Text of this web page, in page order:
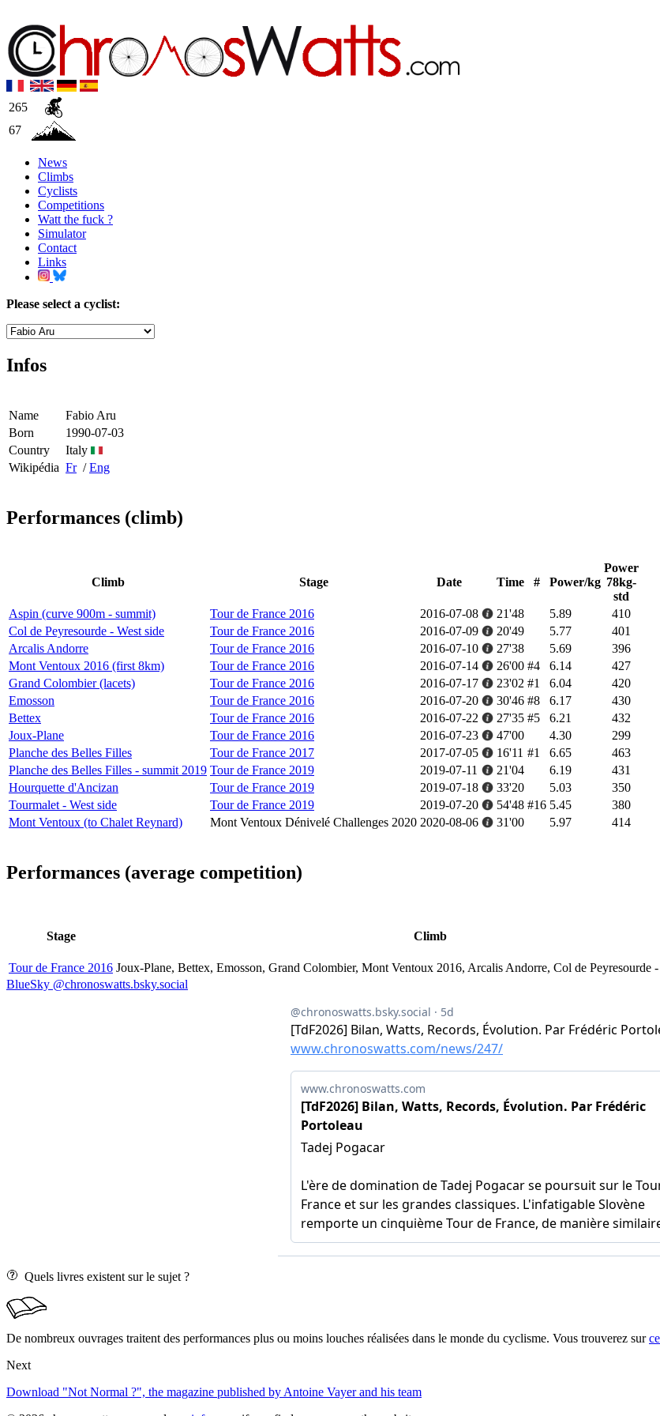
265
67
News
Climbs
Cyclists
Competitions
Watt the fuck ?
Simulator
Contact
Links
Please select a cyclist:
Infos
Name
Fabio Aru
Born
1990-07-03
Country
Italy
Wikipédia Fr/Eng
Performances (climb)
Climb Stage Date Time # Power/kg
Power
78kg-
std
Aspin (curve 900m - summit)
Tour de France 2016 2016-07-08 21'48 5.89
410
Col de Peyresourde - West side
Tour de France 2016 2016-07-09 20'49 5.77
401
Arcalis Andorre
Tour de France 2016 2016-07-10 27'38 5.69
396
Mont Ventoux 2016 (first 8km)
Tour de France 2016 2016-07-14 26'00 #4 6.14
427
Grand Colombier (lacets)
Tour de France 2016 2016-07-17 23'02 #1 6.04
420
Emosson
Tour de France 2016 2016-07-20 30'46 #8 6.17
430
Bettex
Tour de France 2016 2016-07-22 27'35 #5 6.21
432
Joux-Plane
Tour de France 2016 2016-07-23 47'00 4.30
299
Planche des Belles Filles
Tour de France 2017 2017-07-05 16'11 #1 6.65
463
Planche des Belles Filles - summit 2019 Tour de France 2019 2019-07-11 21'04 6.19
431
Hourquette d'Ancizan
Tour de France 2019 2019-07-18 33'20 5.03
350
Tourmalet - West side
Tour de France 2019 2019-07-20 54'48 #16 5.45
380
Mont Ventoux (to Chalet Reynard)
Mont Ventoux Dénivelé Challenges 2020 2020-08-06 31'00 5.97 414
Performances (average competition)
Stage Climb
Tour de France 2016 Joux-Plane, Bettex, Emosson, Grand Colombier, Mont Ventoux 2016, Arcalis Andorre, Col de Peyresourde
BlueSky @chronoswatts.bsky.social
Quels livres existent sur le sujet ?
De nombreux ouvrages traitent des performances plus ou moins louches réalisées dans le monde du cyclisme. Vous trouverez sur
Next
Download "Not Normal ?", the magazine published by Antoine Vayer and his team